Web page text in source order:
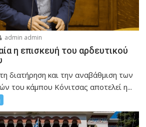
admin admin
η επισκευή του αρδευτικού
διατήρηση και την αναβάθμιση των
του κάμπου Κόνιτσας αποτελεί η...